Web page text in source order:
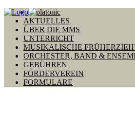
AKTUELLES
ÜBER DIE MMS
UNTERRICHT
MUSIKALISCHE
ORCHESTER, BAND &
GEBÜHREN
FÖRDERVEREIN
FORMULARE